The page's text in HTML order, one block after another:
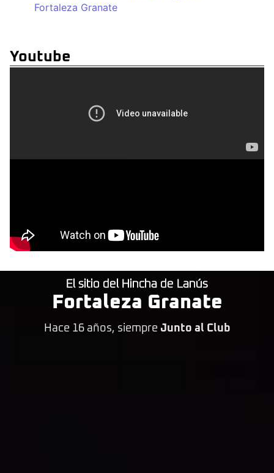
Fortaleza Granate
Youtube
El sitio del Hincha de Lanús
Fortaleza Granate
Hace 16 años, siempre Junto al Club